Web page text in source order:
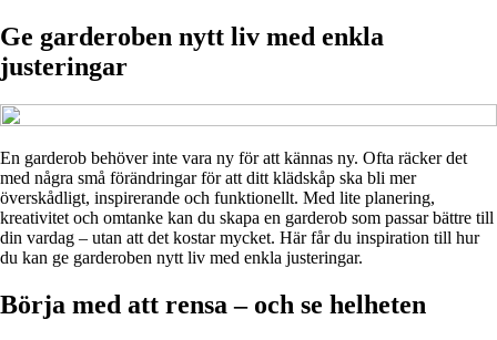
Ge garderoben nytt liv med enkla
justeringar
En garderob behöver inte vara ny för att kännas ny. Ofta räcker det
med några små förändringar för att ditt klädskåp ska bli mer
överskådligt, inspirerande och funktionellt. Med lite planering,
kreativitet och omtanke kan du skapa en garderob som passar bättre till
din vardag – utan att det kostar mycket. Här får du inspiration till hur
du kan ge garderoben nytt liv med enkla justeringar.
Börja med att rensa – och se helheten